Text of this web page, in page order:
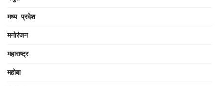
मध्य प्रदेश
मनोरंजन
महाराष्ट्र
महोबा